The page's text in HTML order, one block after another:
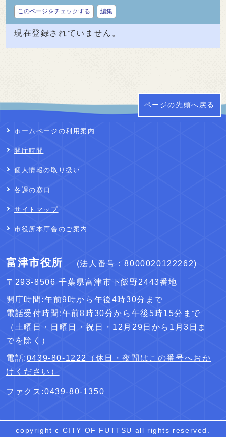
このページをチェックする 編集
現在登録されていません。
ページの先頭へ戻る
ホームページの利用案内
開庁時間
個人情報の取り扱い
各課の窓口
サイトマップ
市役所本庁舎のご案内
富津市役所 (法人番号：8000020122262)
〒293-8506 千葉県富津市下飯野2443番地
開庁時間:午前9時から午後4時30分まで
電話受付時間:午前8時30分から午後5時15分まで
（土曜日・日曜日・祝日・12月29日から1月3日ま
でを除く）
電話:0439-80-1222（休日・夜間はこの番号へおか
けください）
ファクス:0439-80-1350
copyright c CITY OF FUTTSU all rights reserved.